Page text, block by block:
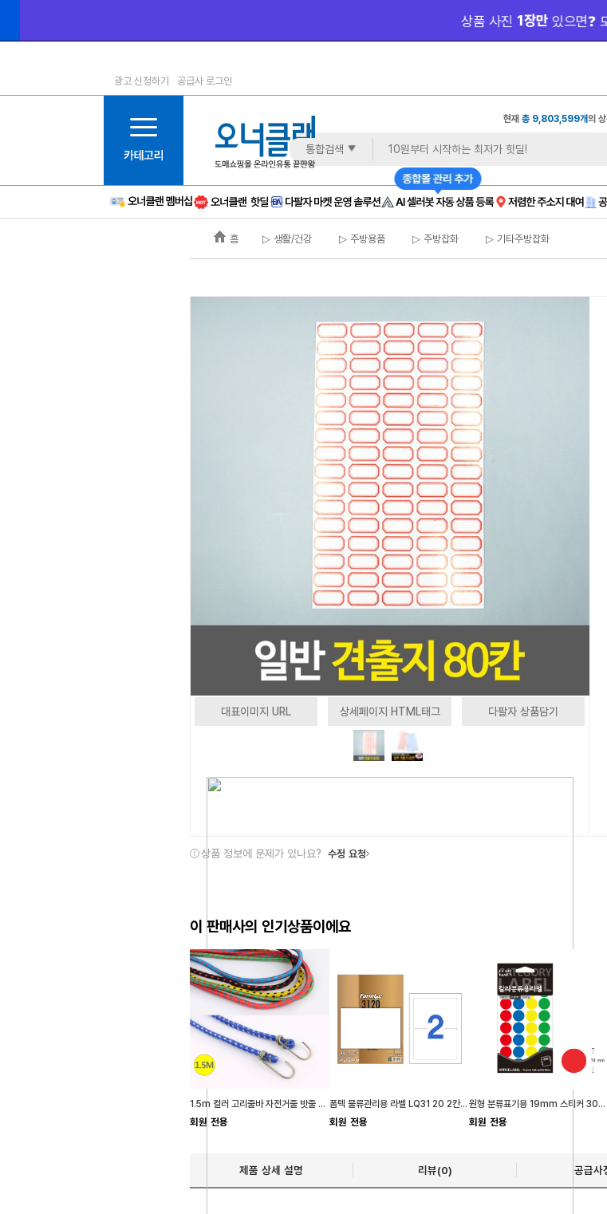
1등급
6등급
11등급
12등급
15등급
16등급
상품 사진 1장만 있으면❓ 모
광고 신청하기 공급사 로그인
현재총 9,803,599개의
통합검색
홈 ▷ 생활/건강 ▷ 주방용품 ▷ 주방잡화 ▷ 기타주방잡화
대표이미지 URL 상세페이지 HTML태그 다팔자 상품담기
상품 정보에 문제가 있나요? 수정 요청
이 판매사의 인기상품이에요
1.5m 컬러 고리줄바 자전거줄 밧줄 로프 자전거끈 탄
회원 전용
폼텍 물류관리용 라벨 LQ31 20 2칸 매 용지
회원 전용
원형 분류표기용 19mm 스티커 301A 혼합 용라벨
회원 전용
제품 상세 설명 리뷰(0) 공급사